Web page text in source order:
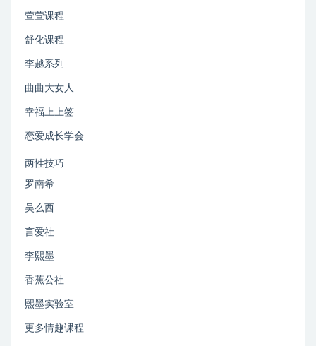
萱萱课程
舒化课程
李越系列
曲曲大女人
幸福上上签
恋爱成长学会
两性技巧
罗南希
吴么西
言爱社
李熙墨
香蕉公社
熙墨实验室
更多情趣课程